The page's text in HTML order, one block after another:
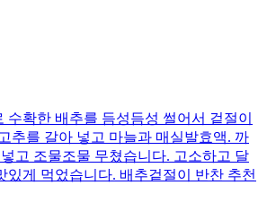
수확한 배추를 듬성듬성 썰어서 겉절이
추를 갈아 넣고 마늘과 매실발효액. 까
고 조물조물 무쳤습니다. 고소하고 달
있게 먹었습니다. 배추겉절이 반찬 추천